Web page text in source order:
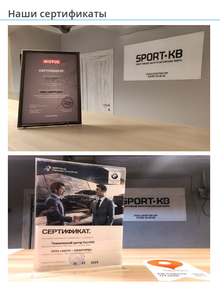
Наши сертификаты